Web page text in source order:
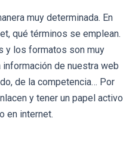
muy determinada. En
qué términos se emplean.
y los formatos son muy
de nuestra web
de la competencia… Por
y tener un papel activo
en internet.